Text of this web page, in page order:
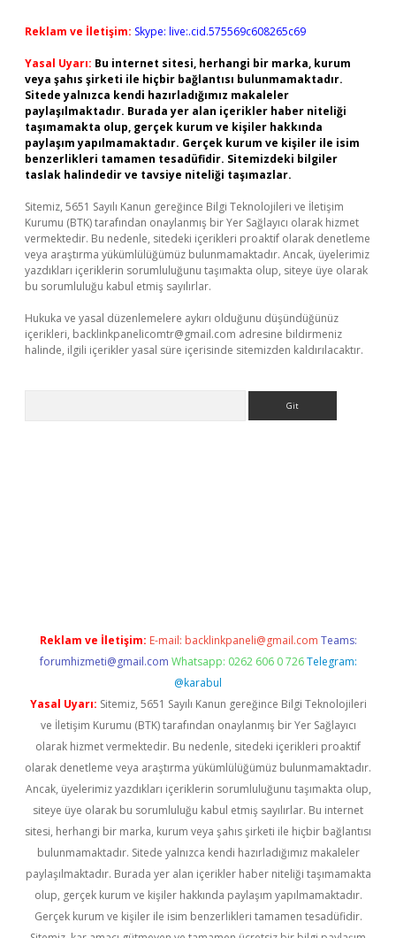
Reklam ve İletişim: Skype: live:.cid.575569c608265c69
Yasal Uyarı: Bu internet sitesi, herhangi bir marka, kurum
veya şahıs şirketi ile hiçbir bağlantısı bulunmamaktadır.
Sitede yalnızca kendi hazırladığımız makaleler
paylaşılmaktadır. Burada yer alan içerikler haber niteliği
taşımamakta olup, gerçek kurum ve kişiler hakkında
paylaşım yapılmamaktadır. Gerçek kurum ve kişiler ile isim
benzerlikleri tamamen tesadüfidir. Sitemizdeki bilgiler
taslak halindedir ve tavsiye niteliği taşımazlar.
Sitemiz, 5651 Sayılı Kanun gereğince Bilgi Teknolojileri ve İletişim
Kurumu (BTK) tarafından onaylanmış bir Yer Sağlayıcı olarak hizmet
vermektedir. Bu nedenle, sitedeki içerikleri proaktif olarak denetleme
veya araştırma yükümlülüğümüz bulunmamaktadır. Ancak, üyelerimiz
yazdıkları içeriklerin sorumluluğunu taşımakta olup, siteye üye olarak
bu sorumluluğu kabul etmiş sayılırlar.
Hukuka ve yasal düzenlemelere aykırı olduğunu düşündüğünüz
içerikleri, backlinkpanelicomtr@gmail.com adresine bildirmeniz
halinde, ilgili içerikler yasal süre içerisinde sitemizden kaldırılacaktır.
Reklam ve İletişim: E-mail: backlinkpaneli@gmail.com Teams:
forumhizmeti@gmail.com Whatsapp: 0262 606 0 726 Telegram:
@karabul
Yasal Uyarı: Sitemiz, 5651 Sayılı Kanun gereğince Bilgi Teknolojileri
ve İletişim Kurumu (BTK) tarafından onaylanmış bir Yer Sağlayıcı
olarak hizmet vermektedir. Bu nedenle, sitedeki içerikleri proaktif
olarak denetleme veya araştırma yükümlülüğümüz bulunmamaktadır.
Ancak, üyelerimiz yazdıkları içeriklerin sorumluluğunu taşımakta olup,
siteye üye olarak bu sorumluluğu kabul etmiş sayılırlar. Bu internet
sitesi, herhangi bir marka, kurum veya şahıs şirketi ile hiçbir bağlantısı
bulunmamaktadır. Sitede yalnızca kendi hazırladığımız makaleler
paylaşılmaktadır. Burada yer alan içerikler haber niteliği taşımamakta
olup, gerçek kurum ve kişiler hakkında paylaşım yapılmamaktadır.
Gerçek kurum ve kişiler ile isim benzerlikleri tamamen tesadüfidir.